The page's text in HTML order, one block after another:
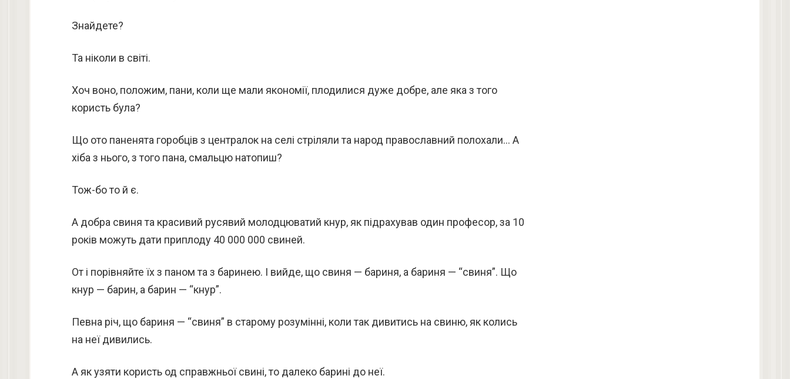
Знайдете?
Та ніколи в світі.
Хоч воно, положим, пани, коли ще мали якономії, плодилися дуже добре, але яка з того
користь була?
Що ото паненята горобців з централок на селі стріляли та народ православний полохали… А
хіба з нього, з того пана, смальцю натопиш?
Тож-бо то й є.
А добра свиня та красивий русявий молодцюватий кнур, як підрахував один професор, за 10
років можуть дати приплоду 40 000 000 свиней.
От і порівняйте їх з паном та з баринею. І вийде, що свиня — бариня, а бариня — “свиня”. Що
кнур — барин, а барин — “кнур”.
Певна річ, що бариня — “свиня” в старому розумінні, коли так дивитись на свиню, як колись
на неї дивились.
А як узяти користь од справжньої свині, то далеко барині до неї.